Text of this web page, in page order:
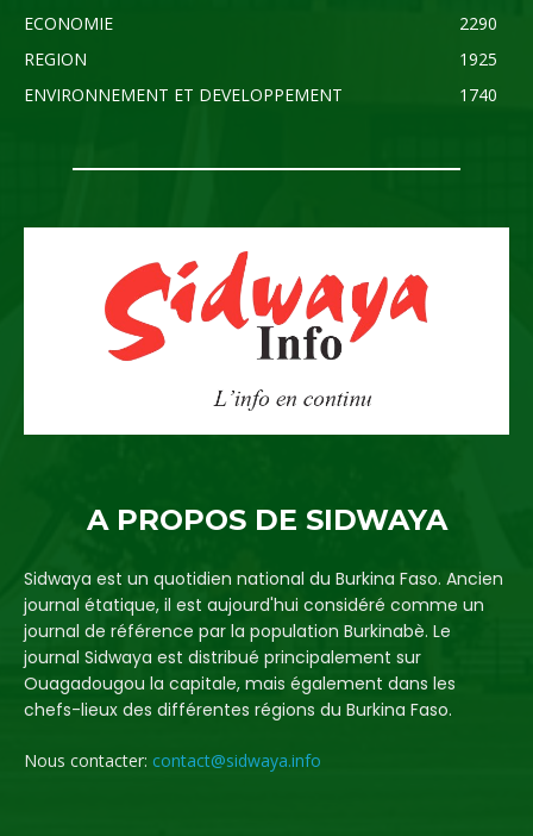
ECONOMIE
2290
REGION
1925
ENVIRONNEMENT ET DEVELOPPEMENT
1740
A PROPOS DE SIDWAYA
Sidwaya est un quotidien national du Burkina Faso. Ancien
journal étatique, il est aujourd'hui considéré comme un
journal de référence par la population Burkinabè. Le
journal Sidwaya est distribué principalement sur
Ouagadougou la capitale, mais également dans les
chefs-lieux des différentes régions du Burkina Faso.
Nous contacter: contact@sidwaya.info